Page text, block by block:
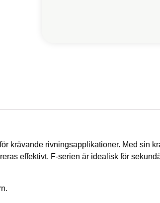
krävande rivningsapplikationer. Med sin
effektivt. F-serien är idealisk för